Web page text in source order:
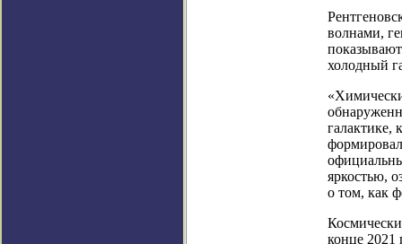
волнами,
холодный
галактике,
яркостью,
о том, как
конце 2021